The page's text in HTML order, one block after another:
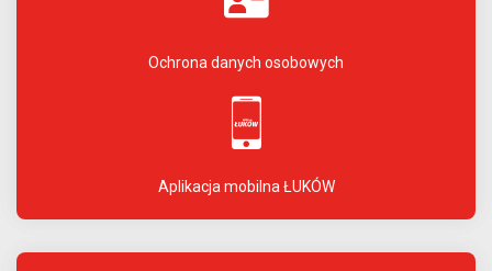
Ochrona danych osobowych
Aplikacja mobilna ŁUKÓW